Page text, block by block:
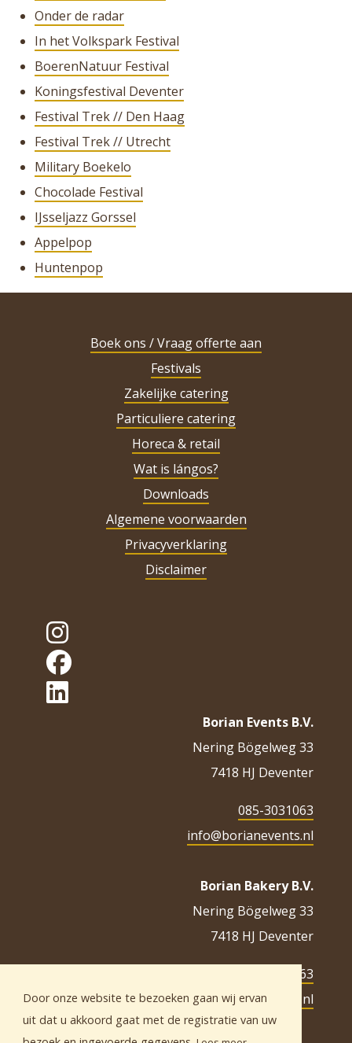
Door onze website te bezoeken gaan wij ervan
uit dat u akkoord gaat met de registratie van uw
Onder de radar
In het Volkspark Festival
BoerenNatuur Festival
Koningsfestival Deventer
Festival Trek // Den Haag
Festival Trek // Utrecht
Military Boekelo
Chocolade Festival
IJsseljazz Gorssel
Appelpop
Huntenpop
Boek ons / Vraag offerte aan
Festivals
Zakelijke catering
Particuliere catering
Horeca & retail
Wat is lángos?
Downloads
Algemene voorwaarden
Privacyverklaring
Disclaimer
Borian Events B.V.
Nering Bögelweg 33
7418 HJ Deventer
085-3031063
info@borianevents.nl
Borian Bakery B.V.
Nering Bögelweg 33
7418 HJ Deventer
085-3031063
info@borianbakery.nl